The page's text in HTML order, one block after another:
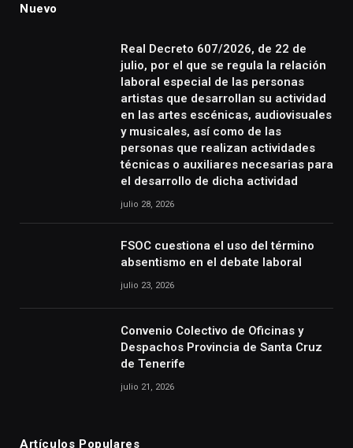
Nuevo
Real Decreto 607/2026, de 22 de
julio, por el que se regula la relación
laboral especial de las personas
artistas que desarrollan su actividad
en las artes escénicas, audiovisuales
y musicales, así como de las
personas que realizan actividades
técnicas o auxiliares necesarias para
el desarrollo de dicha actividad
julio 28, 2026
FSOC cuestiona el uso del término
absentismo en el debate laboral
julio 23, 2026
Convenio Colectivo de Oficinas y
Despachos Provincia de Santa Cruz
de Tenerife
julio 21, 2026
Artículos Populares